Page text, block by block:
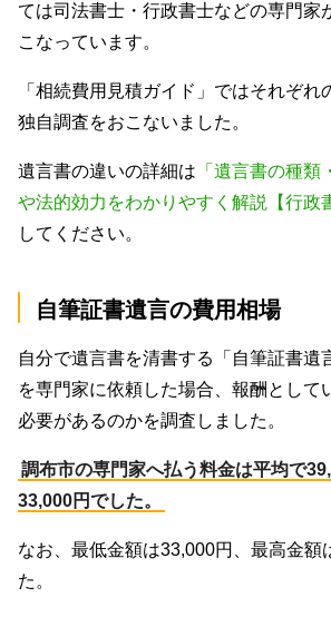
ては司法書士・行政書士などの専門家
こなっています。
「相続費用見積ガイド」ではそれぞれ
独自調査をおこないました。
遺言書の違いの詳細は 「遺言書の種
や法的効力をわかりやすく解説【行政
してください。
自筆証書遺言の費用相場
自分で遺言書を清書する「自筆証書遺
を専門家に依頼した場合、報酬として
必要があるのかを調査しました。
調布市の専門家へ払う料金は平均で
33,000円でした。
なお、最低金額は33,000円、最高金額
た。